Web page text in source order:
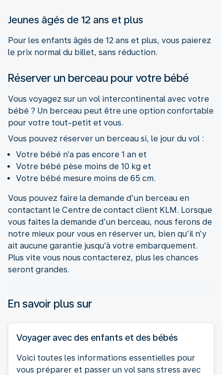
Jeunes âgés de 12 ans et plus
Pour les enfants âgés de 12 ans et plus, vous paierez
le prix normal du billet, sans réduction.
Réserver un berceau pour votre bébé
Vous voyagez sur un vol intercontinental avec votre
bébé ? Un berceau peut être une option confortable
pour votre tout-petit et vous.
Vous pouvez réserver un berceau si, le jour du vol :
Votre bébé n’a pas encore 1 an et
Votre bébé pèse moins de 10 kg et
Votre bébé mesure moins de 65 cm.
Vous pouvez faire la demande d’un berceau en
contactant le Centre de contact client KLM. Lorsque
vous faites la demande d’un berceau, nous ferons de
notre mieux pour vous en réserver un, bien qu’il n’y
ait aucune garantie jusqu’à votre embarquement.
Plus vite vous nous contacterez, plus les chances
seront grandes.
En savoir plus sur
Voyager avec des enfants et des bébés
Voici toutes les informations essentielles pour
vous préparer et passer un vol sans stress avec